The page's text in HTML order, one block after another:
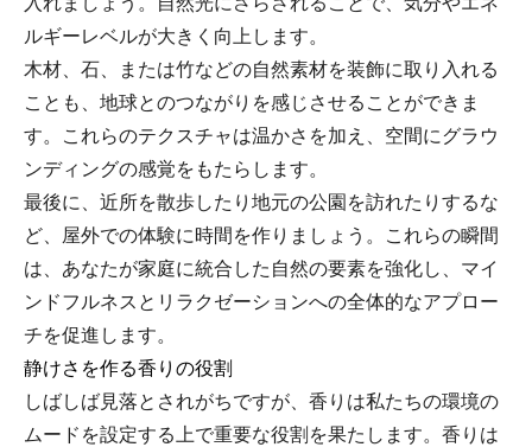
ルギーレベルが大きく向上します。
木材、石、または竹などの自然素材を装飾に取り入れる
ことも、地球とのつながりを感じさせることができま
す。これらのテクスチャは温かさを加え、空間にグラウ
ンディングの感覚をもたらします。
最後に、近所を散歩したり地元の公園を訪れたりするな
ど、屋外での体験に時間を作りましょう。これらの瞬間
は、あなたが家庭に統合した自然の要素を強化し、マイ
ンドフルネスとリラクゼーションへの全体的なアプロー
チを促進します。
静けさを作る香りの役割
しばしば見落とされがちですが、香りは私たちの環境の
ムードを設定する上で重要な役割を果たします。香りは